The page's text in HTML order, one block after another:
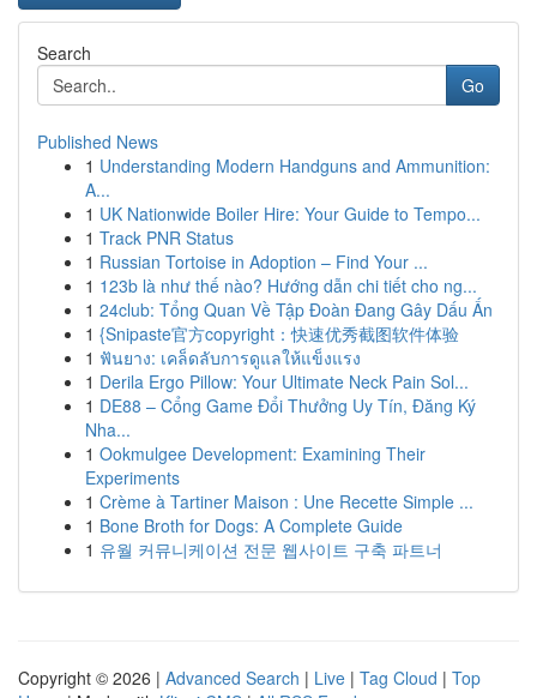
Search
Go
Published News
1 Understanding Modern Handguns and Ammunition:
A...
1 UK Nationwide Boiler Hire: Your Guide to Tempo...
1 Track PNR Status
1 Russian Tortoise in Adoption – Find Your ...
1 123b là như thế nào? Hướng dẫn chi tiết cho ng...
1 24club: Tổng Quan Về Tập Đoàn Đang Gây Dấu Ấn
1 {Snipaste官方copyright：快速优秀截图软件体验
1 ฟันยาง: เคล็ดลับการดูแลให้แข็งแรง
1 Derila Ergo Pillow: Your Ultimate Neck Pain Sol...
1 DE88 – Cổng Game Đổi Thưởng Uy Tín, Đăng Ký
Nha...
1 Ookmulgee Development: Examining Their
Experiments
1 Crème à Tartiner Maison : Une Recette Simple ...
1 Bone Broth for Dogs: A Complete Guide
1 유월 커뮤니케이션 전문 웹사이트 구축 파트너
Copyright © 2026 | Advanced Search | Live | Tag Cloud | Top